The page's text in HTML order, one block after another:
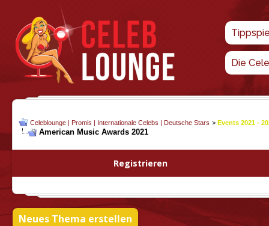
Die
Celeblounge | Promis | Internationale Celebs | Deutsche Stars > Events 2021 -
American Music Awards 2021
Registrieren
Neues Thema erstellen